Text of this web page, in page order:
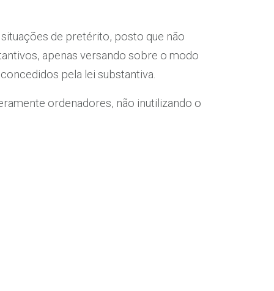
de pretérito, posto que não
apenas versando sobre o modo
pela lei substantiva.
ordenadores, não inutilizando o